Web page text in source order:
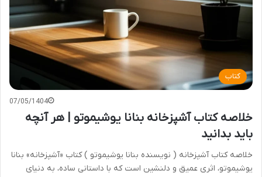
کتاب
07/05/1404
خلاصه کتاب آشپزخانه بنانا یوشیموتو | هر آنچه
باید بدانید
خلاصه کتاب آشپزخانه ( نویسنده بنانا یوشیموتو ) کتاب «آشپزخانه» بنانا
یوشیموتو، اثری عمیق و دلنشین است که با داستانی ساده، به دنیای